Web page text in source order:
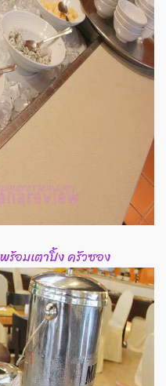
อมเตาปิ้ง ครัวซอง